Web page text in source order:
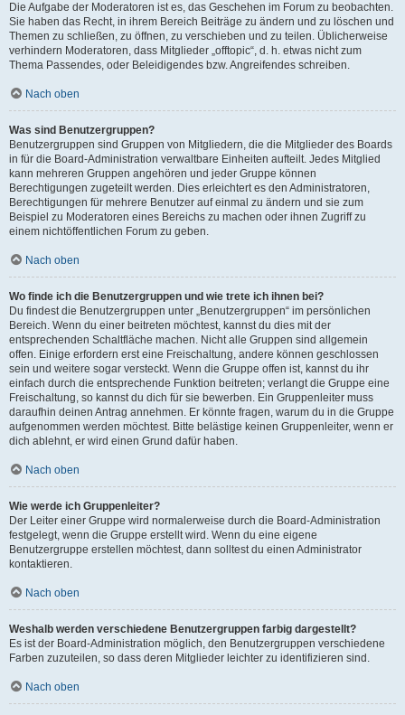
Die Aufgabe der Moderatoren ist es, das Geschehen im Forum zu beobachten.
Sie haben das Recht, in ihrem Bereich Beiträge zu ändern und zu löschen und
Themen zu schließen, zu öffnen, zu verschieben und zu teilen. Üblicherweise
verhindern Moderatoren, dass Mitglieder „offtopic“, d. h. etwas nicht zum
Thema Passendes, oder Beleidigendes bzw. Angreifendes schreiben.
Nach oben
Was sind Benutzergruppen?
Benutzergruppen sind Gruppen von Mitgliedern, die die Mitglieder des Boards
in für die Board-Administration verwaltbare Einheiten aufteilt. Jedes Mitglied
kann mehreren Gruppen angehören und jeder Gruppe können
Berechtigungen zugeteilt werden. Dies erleichtert es den Administratoren,
Berechtigungen für mehrere Benutzer auf einmal zu ändern und sie zum
Beispiel zu Moderatoren eines Bereichs zu machen oder ihnen Zugriff zu
einem nichtöffentlichen Forum zu geben.
Nach oben
Wo finde ich die Benutzergruppen und wie trete ich ihnen bei?
Du findest die Benutzergruppen unter „Benutzergruppen“ im persönlichen
Bereich. Wenn du einer beitreten möchtest, kannst du dies mit der
entsprechenden Schaltfläche machen. Nicht alle Gruppen sind allgemein
offen. Einige erfordern erst eine Freischaltung, andere können geschlossen
sein und weitere sogar versteckt. Wenn die Gruppe offen ist, kannst du ihr
einfach durch die entsprechende Funktion beitreten; verlangt die Gruppe eine
Freischaltung, so kannst du dich für sie bewerben. Ein Gruppenleiter muss
daraufhin deinen Antrag annehmen. Er könnte fragen, warum du in die Gruppe
aufgenommen werden möchtest. Bitte belästige keinen Gruppenleiter, wenn er
dich ablehnt, er wird einen Grund dafür haben.
Nach oben
Wie werde ich Gruppenleiter?
Der Leiter einer Gruppe wird normalerweise durch die Board-Administration
festgelegt, wenn die Gruppe erstellt wird. Wenn du eine eigene
Benutzergruppe erstellen möchtest, dann solltest du einen Administrator
kontaktieren.
Nach oben
Weshalb werden verschiedene Benutzergruppen farbig dargestellt?
Es ist der Board-Administration möglich, den Benutzergruppen verschiedene
Farben zuzuteilen, so dass deren Mitglieder leichter zu identifizieren sind.
Nach oben